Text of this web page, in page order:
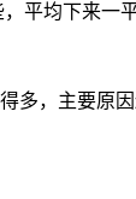
平均下来一
，主要原